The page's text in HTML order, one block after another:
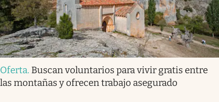
Oferta. Buscan voluntarios para vivir gratis entre
las montañas y ofrecen trabajo asegurado